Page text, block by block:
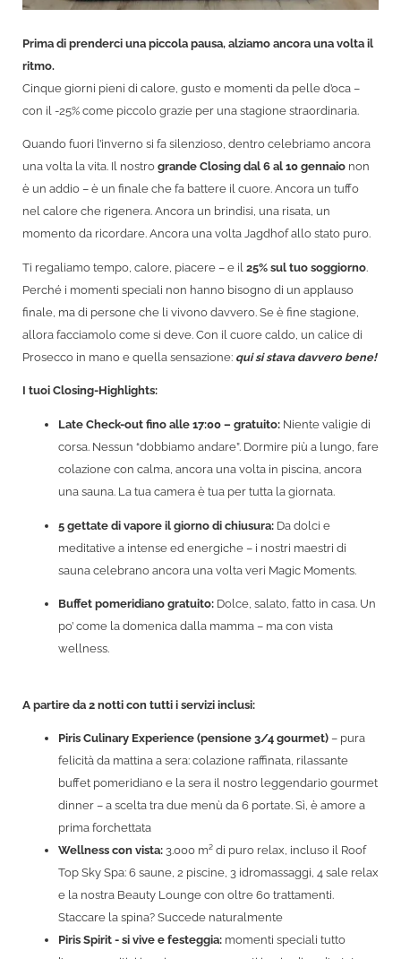
Prima di prenderci una piccola pausa, alziamo ancora una volta il
ritmo.
Cinque giorni pieni di calore, gusto e momenti da pelle d’oca –
con il -25% come piccolo grazie per una stagione straordinaria.
Quando fuori l’inverno si fa silenzioso, dentro celebriamo ancora
una volta la vita. Il nostro grande Closing dal 6 al 10 gennaio non
è un addio – è un finale che fa battere il cuore. Ancora un tuffo
nel calore che rigenera. Ancora un brindisi, una risata, un
momento da ricordare. Ancora una volta Jagdhof allo stato puro.
Ti regaliamo tempo, calore, piacere – e il 25% sul tuo soggiorno.
Perché i momenti speciali non hanno bisogno di un applauso
finale, ma di persone che li vivono davvero. Se è fine stagione,
allora facciamolo come si deve. Con il cuore caldo, un calice di
Prosecco in mano e quella sensazione: qui si stava davvero bene!
I tuoi Closing-Highlights:
Late Check-out fino alle 17:00 – gratuito: Niente valigie di
corsa. Nessun “dobbiamo andare”. Dormire più a lungo, fare
colazione con calma, ancora una volta in piscina, ancora
una sauna. La tua camera è tua per tutta la giornata.
5 gettate di vapore il giorno di chiusura: Da dolci e
meditative a intense ed energiche – i nostri maestri di
sauna celebrano ancora una volta veri Magic Moments.
Buffet pomeridiano gratuito: Dolce, salato, fatto in casa. Un
po’ come la domenica dalla mamma – ma con vista
wellness.
A partire da 2 notti con tutti i servizi inclusi:
Piris Culinary Experience (pensione 3/4 gourmet) – pura
felicità da mattina a sera: colazione raffinata, rilassante
buffet pomeridiano e la sera il nostro leggendario gourmet
dinner – a scelta tra due menù da 6 portate. Sì, è amore a
prima forchettata
Wellness con vista: 3.000 m² di puro relax, incluso il Roof
Top Sky Spa: 6 saune, 2 piscine, 3 idromassaggi, 4 sale relax
e la nostra Beauty Lounge con oltre 60 trattamenti.
Staccare la spina? Succede naturalmente
Piris Spirit - si vive e festeggia: momenti speciali tutto